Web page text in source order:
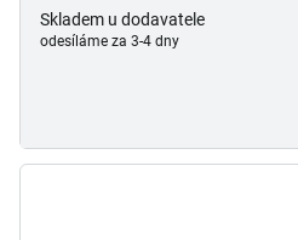
Skladem u dodavatele
odesíláme za 3-4 dny